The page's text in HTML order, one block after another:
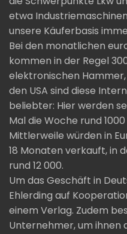
etwa
unsere Käuferbasis
Bei den monatlichen
kommen in der Regel
elektronischen Hammer,
den USA sind diese
beliebter: Hier werden
Mal die Woche rund
Mittlerweile würden in
18 Monaten verkauft, in
rund 12 000.
Um das Geschäft in
Ehlerding auf
einem Verlag. Zudem
Unternehmer, um ihnen